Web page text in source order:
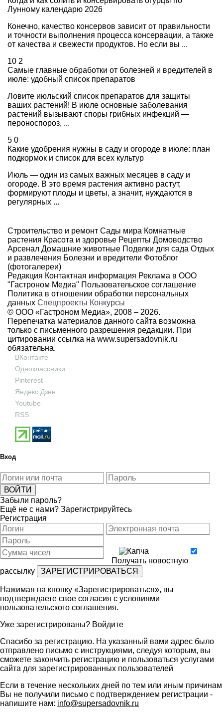
Лунному календарю 2026
Конечно, качество консервов зависит от правильности
и точности выполнения процесса консервации, а также
от качества и свежести продуктов. Но если вы ...
10 2
Самые главные обработки от болезней и вредителей в
июле: удобный список препаратов
Ловите июльский список препаратов для защиты
ваших растений! В июле основные заболевания
растений вызывают споры грибных инфекций —
пероноспороз, ...
5 0
Какие удобрения нужны в саду и огороде в июле: план
подкормок и список для всех культур
Июль — один из самых важных месяцев в саду и
огороде. В это время растения активно растут,
формируют плоды и цветы, а значит, нуждаются в
регулярных ...
Строительство и ремонт Сады мира Комнатные
растения Красота и здоровье Рецепты Домоводство
Арсенал Домашние животные Поделки для сада Отдых
и развлечения Болезни и вредители Фотоблог
(фотогалереи)
Редакция Контактная информация Реклама в ООО
"Гастроном Медиа" Пользовательское соглашение
Политика в отношении обработки персональных
данных Спецпроекты Конкурсы
© ООО «Гастроном Медиа», 2008 – 2026.
Перепечатка материалов данного сайта возможна
только с письменного разрешения редакции. При
цитировании ссылка на www.supersadovnik.ru
обязательна.
ВКонтакте
Одноклассники
Pinterest
Яндекс Дзен
Youtube
RSS
Вход
Забыли пароль?
Ещё не с нами? Зарегистрируйтесь
Регистрация
Получать новостную
рассылку
Нажимая на кнопку «Зарегистрироваться», вы
подтверждаете свое согласия с условиями
пользовательского соглашения.
Уже зарегистрированы? Войдите
Спасибо за регистрацию. На указанный вами адрес было
отправлено письмо с инструкциями, следуя которым, вы
сможете закончить регистрацию и пользоваться услугами
сайта для зарегистрированных пользователей
Если в течение нескольких дней по тем или иным причинам
Вы не получили письмо с подтверждением регистрации -
напишите нам: info@supersadovnik.ru